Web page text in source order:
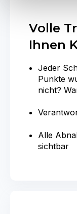
Volle
Ihnen
Jeder
Punkte
nicht?
Alle
sichtbar